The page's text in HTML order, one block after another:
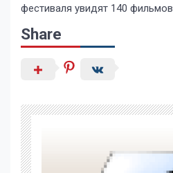
фестиваля увидят 140 фильмов.
Share